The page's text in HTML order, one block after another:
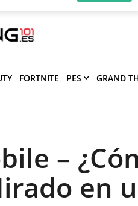
los mejores artículos.
FORTNITE PES GRAND
–
en